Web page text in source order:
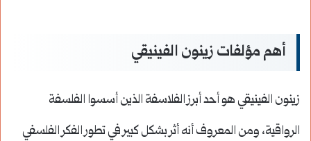
أهم مؤلفات زينون الفينيقي
زينون الفينيقي هو أحد أبرز الفلاسفة الذين أسسوا الفلسفة
الرواقية، ومن المعروف أنه أثر بشكل كبير في تطور الفكر الفلسفي